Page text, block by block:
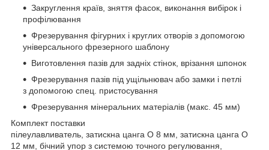
Закруглення країв, зняття фасок, виконання вибірок і
профілювання
Фрезерування фігурних і круглих отворів з допомогою
універсального фрезерного шаблону
Виготовлення пазів для задніх стінок, врізання шпонок
Фрезерування пазів під ущільнювач або замки і петлі
з допомогою спец. пристосування
Фрезерування мінеральних матеріалів (макс. 45 мм)
Комплект поставки
пілеулавливатель, затискна цанга O 8 мм, затискна цанга O
12 мм, бічний упор з системою точного регулювання,